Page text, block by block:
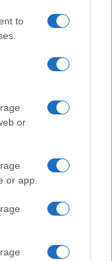
to
or
or app.